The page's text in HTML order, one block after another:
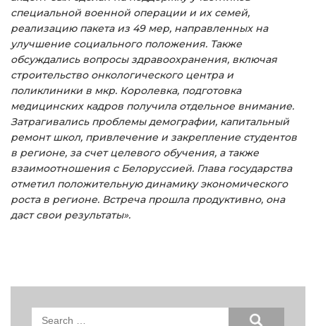
специальной военной операции и их семей,
реализацию пакета из 49 мер, направленных на
улучшение социального положения. Также
обсуждались вопросы здравоохранения, включая
строительство онкологического центра и
поликлиники в мкр. Королевка, подготовка
медицинских кадров получила отдельное внимание.
Затрагивались проблемы демографии, капитальный
ремонт школ, привлечение и закрепление студентов
в регионе, за счет целевого обучения, а также
взаимоотношения с Белоруссией. Глава государства
отметил положительную динамику экономического
роста в регионе. Встреча прошла продуктивно, она
даст свои результаты».
Search